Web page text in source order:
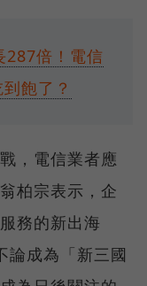
287倍！電信
飽了？
，電信業者應
柏宗表示，企
務的新出海
論成為「新三國